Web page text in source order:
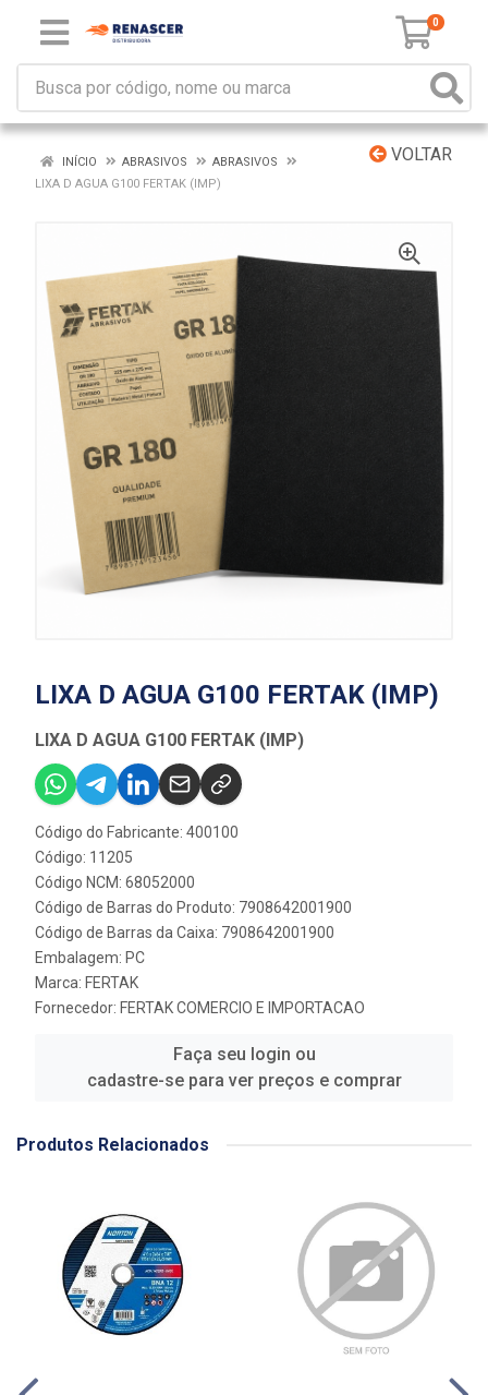
0
VOLTAR
INÍCIO ABRASIVOS
ABRASIVOS
LIXA D AGUA G100 FERTAK (IMP)
LIXA D AGUA G100 FERTAK (IMP)
LIXA D AGUA G100 FERTAK (IMP)
Código do Fabricante: 400100
Código: 11205
Código NCM: 68052000
Código de Barras do Produto: 7908642001900
Código de Barras da Caixa: 7908642001900
Embalagem: PC
Marca: FERTAK
Fornecedor: FERTAK COMERCIO E IMPORTACAO
Faça seu login ou
cadastre-se para ver preços e comprar
Produtos Relacionados